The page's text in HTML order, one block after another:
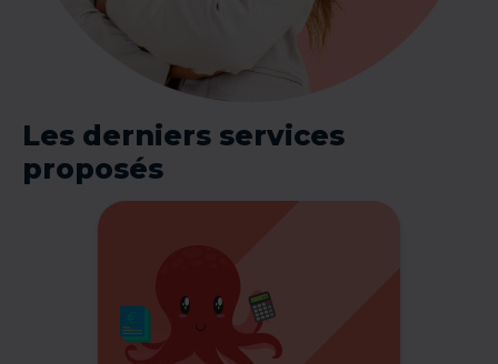
Les derniers services
proposés